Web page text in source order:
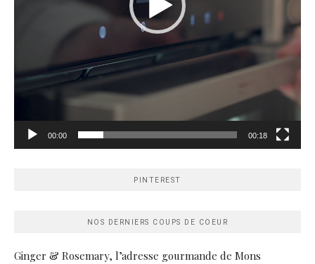
00:00 00:18
PINTEREST
NOS DERNIERS COUPS DE COEUR
Ginger & Rosemary, l’adresse gourmande de Mons